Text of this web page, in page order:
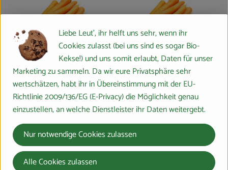
, Preis:
4,49 €/ kg
Möhren
Produkt zum Warenkorb hinzufügen
, Preis:
3,89 €/ kg
Möhren 2. Wahl
, Verband:
Regional
Produkt zu Favouriten hinzufügen , Verband:
Produkt zu Favouriten hinzufügen
Liebe Leut', ihr helft uns sehr, wenn ihr
Cookies zulasst (bei uns sind es sogar Bio-
Kekse!) und uns somit erlaubt, Daten für unser
Marketing zu sammeln. Da wir eure Privatsphäre sehr
wertschätzen, habt ihr in Übereinstimmung mit der EU-
Richtlinie 2009/136/EG (E-Privacy) die Möglichkeit genau
einzustellen, an welche Dienstleister ihr Daten weitergebt.
Nur notwendige Cookies zulassen
Alle Cookies zulassen